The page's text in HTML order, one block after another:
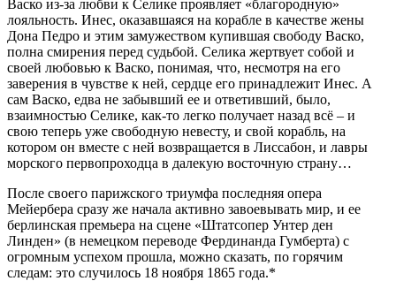
Васко из-за любви к Селике проявляет «благородную»
лояльность. Инес, оказавшаяся на корабле в качестве жены
Дона Педро и этим замужеством купившая свободу Васко,
полна смирения перед судьбой. Селика жертвует собой и
своей любовью к Васко, понимая, что, несмотря на его
заверения в чувстве к ней, сердце его принадлежит Инес. А
сам Васко, едва не забывший ее и ответивший, было,
взаимностью Селике, как-то легко получает назад всё – и
свою теперь уже свободную невесту, и свой корабль, на
котором он вместе с ней возвращается в Лиссабон, и лавры
морского первопроходца в далекую восточную страну…
После своего парижского триумфа последняя опера
Мейербера сразу же начала активно завоевывать мир, и ее
берлинская премьера на сцене «Штатсопер Унтер ден
Линден» (в немецком переводе Фердинанда Гумберта) с
огромным успехом прошла, можно сказать, по горячим
следам: это случилось 18 ноября 1865 года.*